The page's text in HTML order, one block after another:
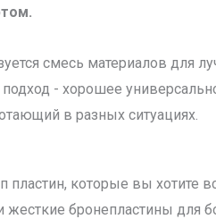
смесь материалов для
подход - хорошее
в разных ситуациях.
которые вы хотите
жесткие бронепластины для